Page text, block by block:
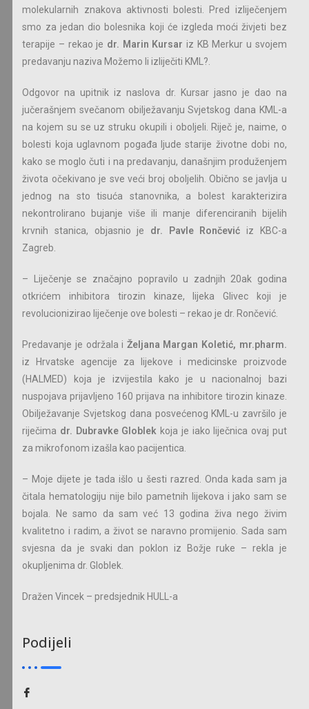
molekularnih znakova aktivnosti bolesti. Pred izliječenjem
smo za jedan dio bolesnika koji će izgleda moći živjeti bez
terapije – rekao je dr. Marin Kursar iz KB Merkur u svojem
predavanju naziva Možemo li izliječiti KML?.
Odgovor na upitnik iz naslova dr. Kursar jasno je dao na
jučerašnjem svečanom obilježavanju Svjetskog dana KML-a
na kojem su se uz struku okupili i oboljeli. Riječ je, naime, o
bolesti koja uglavnom pogađa ljude starije životne dobi no,
kako se moglo čuti i na predavanju, današnjim produženjem
života očekivano je sve veći broj oboljelih. Obično se javlja u
jednog na sto tisuća stanovnika, a bolest karakterizira
nekontrolirano bujanje više ili manje diferenciranih bijelih
krvnih stanica, objasnio je dr. Pavle Rončević iz KBC-a
Zagreb.
– Liječenje se značajno popravilo u zadnjih 20ak godina
otkrićem inhibitora tirozin kinaze, lijeka Glivec koji je
revolucionizirao liječenje ove bolesti – rekao je dr. Rončević.
Predavanje je održala i Željana Margan Koletić, mr.pharm.
iz Hrvatske agencije za lijekove i medicinske proizvode
(HALMED) koja je izvijestila kako je u nacionalnoj bazi
nuspojava prijavljeno 160 prijava na inhibitore tirozin kinaze.
Obilježavanje Svjetskog dana posvećenog KML-u završilo je
riječima dr. Dubravke Globlek koja je iako liječnica ovaj put
za mikrofonom izašla kao pacijentica.
– Moje dijete je tada išlo u šesti razred. Onda kada sam ja
čitala hematologiju nije bilo pametnih lijekova i jako sam se
bojala. Ne samo da sam već 13 godina živa nego živim
kvalitetno i radim, a život se naravno promijenio. Sada sam
svjesna da je svaki dan poklon iz Božje ruke – rekla je
okupljenima dr. Globlek.
Dražen Vincek – predsjednik HULL-a
Podijeli